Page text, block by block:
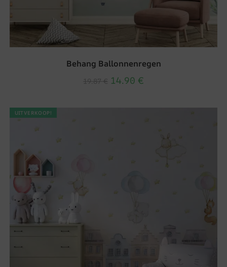
Behang Ballonnenregen
14.90 €
UITVERKOOP!